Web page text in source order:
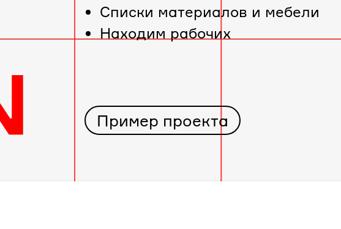
Cписки материалов и мебели
Находим рабочих
Пример проекта